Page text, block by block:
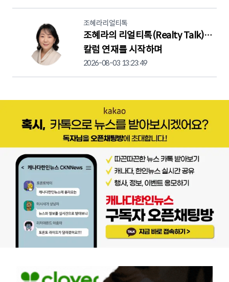
조혜라리얼티톡
조혜라의 리얼티톡(Realty Talk)…
칼럼 연재를 시작하며
2026-08-03 13:23:49